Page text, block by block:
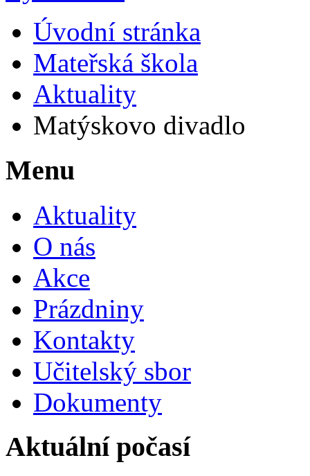
Úvodní stránka
Mateřská škola
Aktuality
Matýskovo divadlo
Menu
Aktuality
O nás
Akce
Prázdniny
Kontakty
Učitelský sbor
Dokumenty
Aktuální počasí